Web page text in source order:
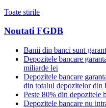
Toate stirile
Noutati FGDB
Banii din banci sunt
Depozitele bancare
miliarde lei
Depozitele bancare
din totalul depozitelor din
Peste 80% din depozitele
Depozitele bancare nu